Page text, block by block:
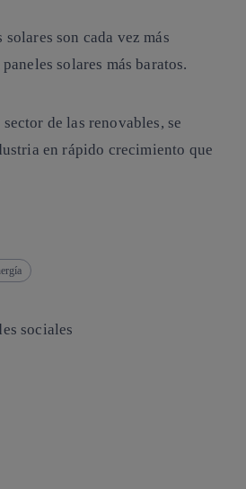
son cada vez más
solares más baratos.
de las renovables, se
en rápido crecimiento que
sociales